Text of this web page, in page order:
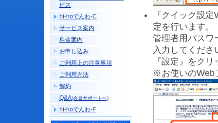
『クイック設
定を行います。
管理者用パスワ
入力してくださ
『設定』をク
※お使いのWeb
ビス
hi-hoでんわ-C
サービス案内
料金案内
お申し込み
ご利用上の注意事項
ご利用方法
解約
Q&A(会員サポートへ)
hi-hoでんわ-F